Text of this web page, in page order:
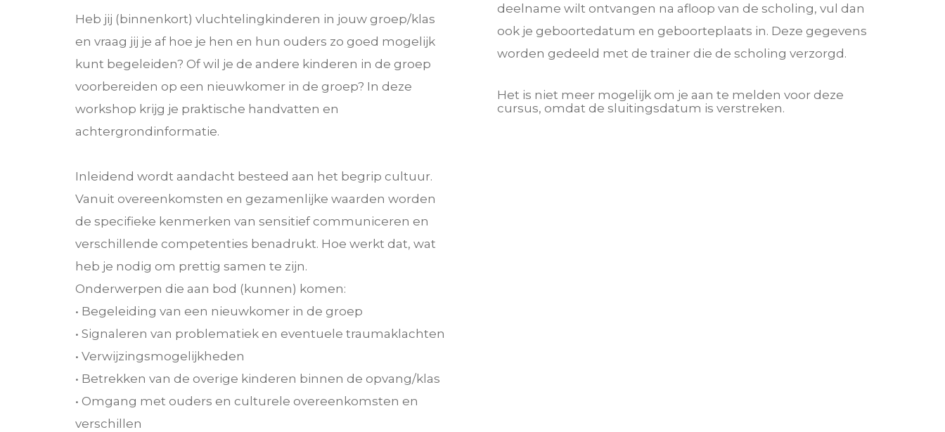
Heb jij (binnenkort) vluchtelingkinderen in jouw groep/klas
en vraag jij je af hoe je hen en hun ouders zo goed mogelijk
kunt begeleiden? Of wil je de andere kinderen in de groep
voorbereiden op een nieuwkomer in de groep? In deze
workshop krijg je praktische handvatten en
achtergrondinformatie.
Inleidend wordt aandacht besteed aan het begrip cultuur.
Vanuit overeenkomsten en gezamenlijke waarden worden
de specifieke kenmerken van sensitief communiceren en
verschillende competenties benadrukt. Hoe werkt dat, wat
heb je nodig om prettig samen te zijn.
Onderwerpen die aan bod (kunnen) komen:
• Begeleiding van een nieuwkomer in de groep
• Signaleren van problematiek en eventuele traumaklachten
• Verwijzingsmogelijkheden
• Betrekken van de overige kinderen binnen de opvang/klas
• Omgang met ouders en culturele overeenkomsten en
verschillen
deelname wilt ontvangen na afloop van de scholing, vul dan
ook je geboortedatum en geboorteplaats in. Deze gegevens
worden gedeeld met de trainer die de scholing verzorgd.
Het is niet meer mogelijk om je aan te melden voor deze
cursus, omdat de sluitingsdatum is verstreken.